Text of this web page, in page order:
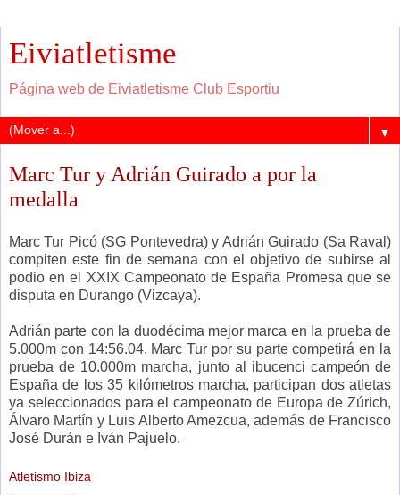
Eiviatletisme
Página web de Eiviatletisme Club Esportiu
▼
Marc Tur y Adrián Guirado a por la
medalla
Marc Tur Picó (SG Pontevedra) y Adrián Guirado (Sa Raval)
compiten este fin de semana con el objetivo de subirse al
podio en el XXIX Campeonato de España Promesa que se
disputa en Durango (Vizcaya).
Adrián parte con la duodécima mejor marca en la prueba de
5.000m con 14:56.04. Marc Tur por su parte competirá en la
prueba de 10.000m marcha, junto al ibucenci campeón de
España de los 35 kilómetros marcha, participan dos atletas
ya seleccionados para el campeonato de Europa de Zúrich,
Álvaro Martín y Luis Alberto Amezcua, además de Francisco
José Durán e Iván Pajuelo.
Atletismo Ibiza